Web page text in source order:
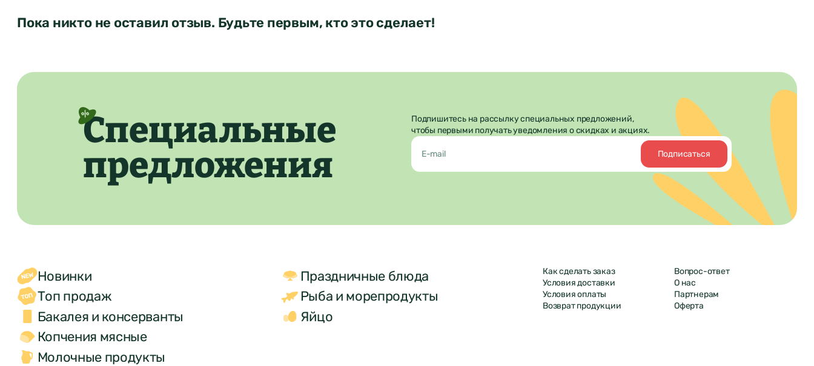
Пока никто не оставил отзыв. Будьте первым, кто это сделает!
Специальные
предложения
Подпишитесь на рассылку специальных предложений,
чтобы первыми получать уведомления о скидках и акциях.
Подписаться
Новинки
Топ продаж
Бакалея и консерванты
Копчения мясные
Молочные продукты
Праздничные блюда
Рыба и морепродукты
Яйцо
Как сделать заказ
Условия доставки
Условия оплаты
Возврат продукции
Вопрос-ответ
О нас
Партнерам
Оферта